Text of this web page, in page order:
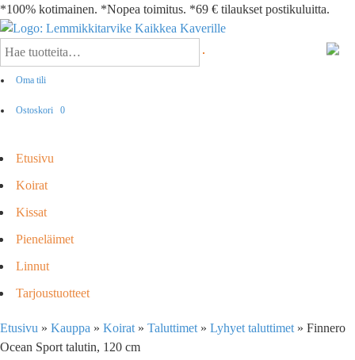
*100% kotimainen. *Nopea toimitus. *69 € tilaukset postikuluitta.
Oma tili
Ostoskori 0
Etusivu
Koirat
Kissat
Pieneläimet
Linnut
Tarjoustuotteet
Etusivu » Kauppa » Koirat » Taluttimet » Lyhyet taluttimet » Finnero
Ocean Sport talutin, 120 cm